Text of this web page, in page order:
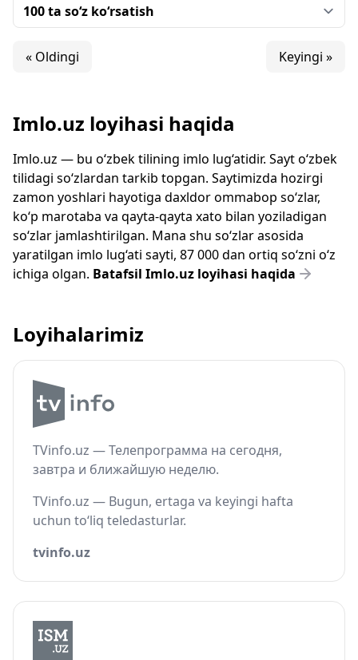
« Oldingi Keyingi »
Imlo.uz loyihasi haqida
Imlo.uz — bu o‘zbek tilining imlo lug‘atidir. Sayt o‘zbek
tilidagi so‘zlardan tarkib topgan. Saytimizda hozirgi
zamon yoshlari hayotiga daxldor ommabop so‘zlar,
ko‘p marotaba va qayta-qayta xato bilan yoziladigan
so‘zlar jamlashtirilgan. Mana shu so‘zlar asosida
yaratilgan imlo lug‘ati sayti, 87 000 dan ortiq so‘zni o‘z
ichiga olgan. Batafsil Imlo.uz loyihasi haqida
Loyihalarimiz
TVinfo.uz — Телепрограмма на сегодня,
завтра и ближайшую неделю.
TVinfo.uz — Bugun, ertaga va keyingi hafta
uchun to‘liq teledasturlar.
tvinfo.uz